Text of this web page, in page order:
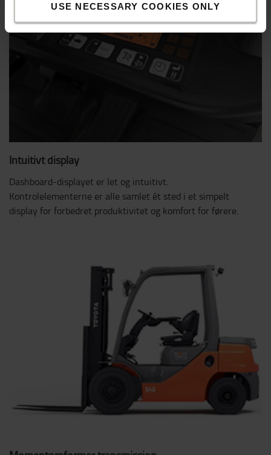
USE NECESSARY COOKIES ONLY
Intuitivt display
Dashboard-displayet er let og intuitivt.
Kontrolelementerne er alle samlet ét sted i et simpelt
display for forbedret produktivitet og komfort for førere.